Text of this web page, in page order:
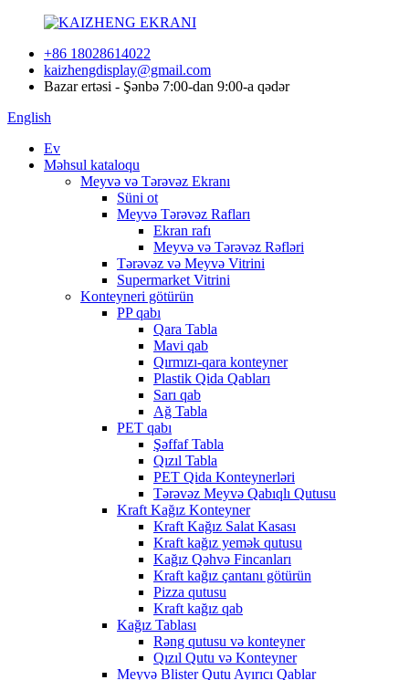
+86 18028614022
kaizhengdisplay@gmail.com
Bazar ertəsi - Şənbə 7:00-dan 9:00-a qədər
English
Ev
Məhsul kataloqu
Meyvə və Tərəvəz Ekranı
Süni ot
Meyvə Tərəvəz Rafları
Ekran rafı
Meyvə və Tərəvəz Rəfləri
Tərəvəz və Meyvə Vitrini
Supermarket Vitrini
Konteyneri götürün
PP qabı
Qara Tabla
Mavi qab
Qırmızı-qara konteyner
Plastik Qida Qabları
Sarı qab
Ağ Tabla
PET qabı
Şəffaf Tabla
Qızıl Tabla
PET Qida Konteynerləri
Tərəvəz Meyvə Qabıqlı Qutusu
Kraft Kağız Konteyner
Kraft Kağız Salat Kasası
Kraft kağız yemək qutusu
Kağız Qəhvə Fincanları
Kraft kağız çantanı götürün
Pizza qutusu
Kraft kağız qab
Kağız Tablası
Rəng qutusu və konteyner
Qızıl Qutu və Konteyner
Meyvə Blister Qutu Ayırıcı Qablar